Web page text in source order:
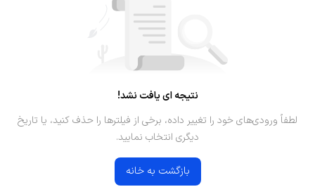
نتیجه ای یافت نشد!
لطفاً ورودی‌های خود را تغییر داده، برخی از فیلترها را حذف کنید، یا تاریخ
دیگری انتخاب نمایید.
بازگشت به خانه